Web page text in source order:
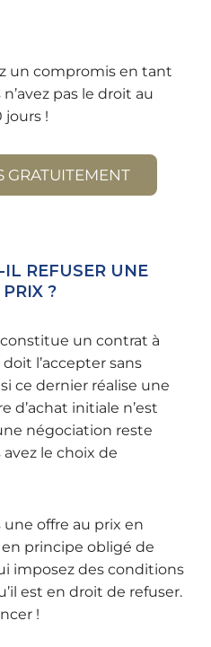
un compromis en tant
pas le droit au
jours !
GRATUITEMENT
REFUSER UNE
?
constitue un contrat à
l’accepter sans
ce dernier réalise une
d’achat initiale n’est
négociation reste
le choix de
une offre au prix en
principe obligé de
imposez des conditions
est en droit de refuser.
!